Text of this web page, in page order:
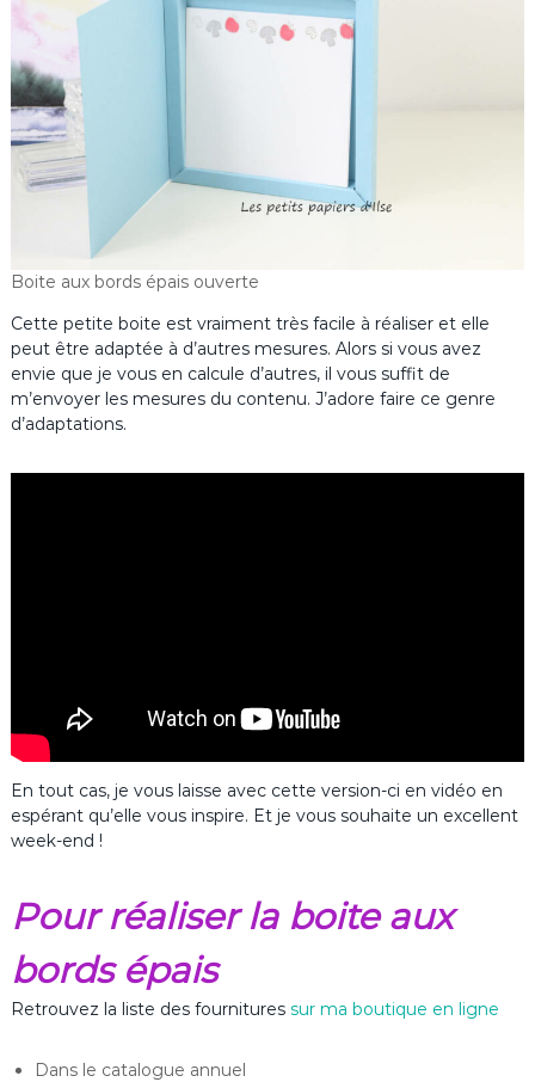
Boite aux bords épais ouverte
Cette petite boite est vraiment très facile à réaliser et elle
peut être adaptée à d’autres mesures. Alors si vous avez
envie que je vous en calcule d’autres, il vous suffit de
m’envoyer les mesures du contenu. J’adore faire ce genre
d’adaptations.
En tout cas, je vous laisse avec cette version-ci en vidéo en
espérant qu’elle vous inspire. Et je vous souhaite un excellent
week-end !
Pour réaliser la boite aux
bords épais
Retrouvez la liste des fournitures sur ma boutique en ligne
Dans le catalogue annuel